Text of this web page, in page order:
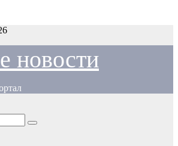
новости